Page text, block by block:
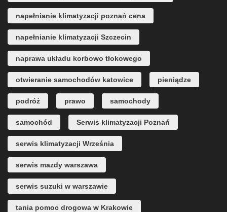
napełnianie klimatyzacji poznań cena
napełnianie klimatyzacji Szczecin
naprawa układu korbowo tłokowego
otwieranie samochodów katowice pieniądze
podróż prawo samochody
samochód Serwis klimatyzacji Poznań
serwis klimatyzacji Września
serwis mazdy warszawa
serwis suzuki w warszawie
tania pomoc drogowa w Krakowie